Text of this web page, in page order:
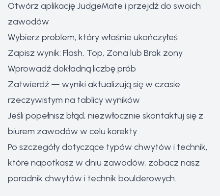
Otwórz aplikację JudgeMate i przejdź do swoich
zawodów
Wybierz problem, który właśnie ukończyłeś
Zapisz wynik: Flash, Top, Zona lub Brak zony
Wprowadź dokładną liczbę prób
Zatwierdź — wyniki aktualizują się w czasie
rzeczywistym na tablicy wyników
Jeśli popełnisz błąd, niezwłocznie skontaktuj się z
biurem zawodów w celu korekty
Po szczegóły dotyczące typów chwytów i technik,
które napotkasz w dniu zawodów, zobacz nasz
poradnik chwytów i technik boulderowych.